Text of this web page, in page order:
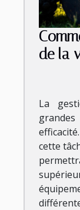
de la
La
cette